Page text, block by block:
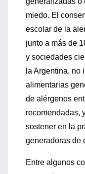
miedo. El
escolar de la
junto a más de
y sociedades
la Argentina,
alimentarias
de alérgenos
recomendadas,
sostener en la
generadoras de
Entre algunos